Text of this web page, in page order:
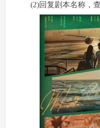
(2)回复剧本名称，查